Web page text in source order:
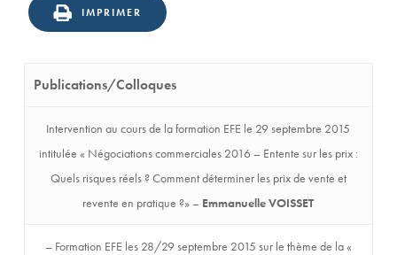
IMPRIMER
Publications/Colloques
Intervention au cours de la formation EFE le 29 septembre 2015
intitulée « Négociations commerciales 2016 – Entente sur les prix :
Quels risques réels ? Comment déterminer les prix de vente et
revente en pratique ?» – Emmanuelle VOISSET
– Formation EFE les 28/29 septembre 2015 sur le thème de la «